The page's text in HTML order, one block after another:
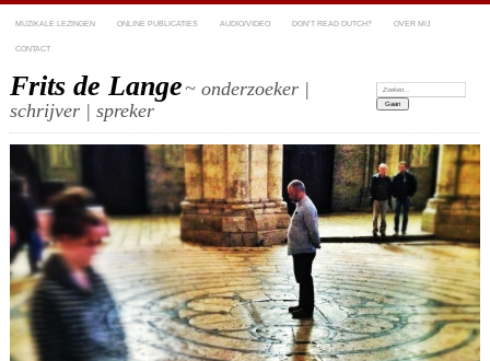
MUZIKALE LEZINGEN ONLINE PUBLICATIES AUDIO/VIDEO DON’T READ DUTCH? OVER MIJ
CONTACT
Frits de Lange~ onderzoeker |
schrijver | spreker
Zoeken: